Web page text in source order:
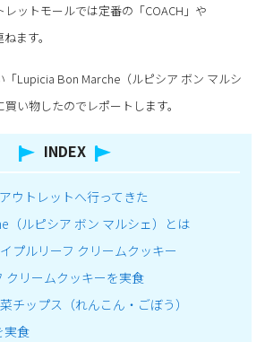
ットモールでは定番の「COACH」や
ます。
Lupicia Bon Marche（ルピシア ボン マルシ
い物したのでレポートします。
INDEX
ウトレットへ行ってきた
（ルピシア ボン マルシェ）とは
プルリーフ クリームクッキー
クリームクッキーを実食
チップス（れんこん・ごぼう）
実食